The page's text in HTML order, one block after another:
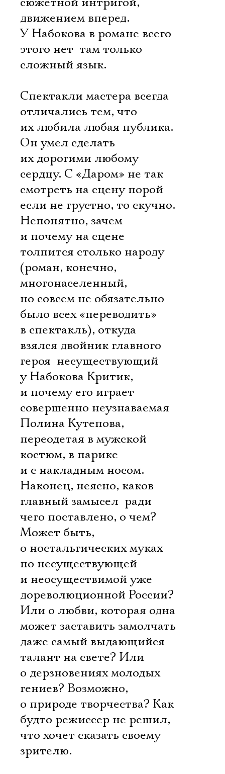
движением вперед.
У Набокова в романе всего
этого нет  там только
сложный язык.
Спектакли мастера всегда
отличались тем, что
их любила любая публика.
Он умел сделать
их дорогими любому
сердцу. С «Даром» не так 
смотреть на сцену порой
если не грустно, то скучно.
Непонятно, зачем
и почему на сцене
толпится столько народу
(роман, конечно,
многонаселенный,
но совсем не обязательно
было всех «переводить»
в спектакль), откуда
взялся двойник главного
героя  несуществующий
у Набокова Критик,
и почему его играет
совершенно неузнаваемая
Полина Кутепова,
переодетая в мужской
костюм, в парике
и с накладным носом.
Наконец, неясно, каков
главный замысел  ради
чего поставлено, о чем?
Может быть,
о ностальгических муках
по несуществующей
и неосуществимой уже
дореволюционной России?
Или о любви, которая одна
может заставить замолчать
даже самый выдающийся
талант на свете? Или
о дерзновениях молодых
гениев? Возможно,
о природе творчества? Как
будто режиссер не решил,
что хочет сказать своему
зрителю.